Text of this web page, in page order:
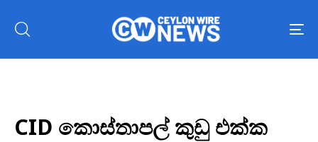
CID කොස්තාපල් කුඩු එක්ක